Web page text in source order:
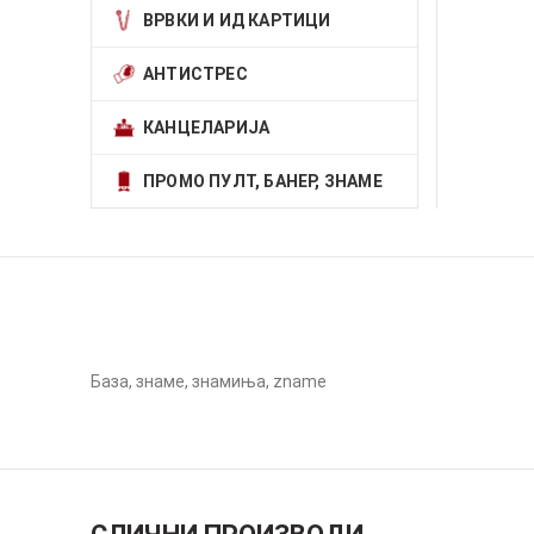
ВРВКИ И ИД КАРТИЦИ
АНТИСТРЕС
КАНЦЕЛАРИЈА
ПРОМО ПУЛТ, БАНЕР, ЗНАМЕ
База, знаме, знамиња, zname